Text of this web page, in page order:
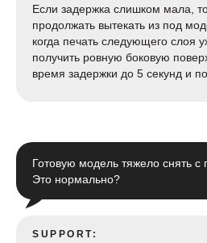
Если задержка слишком мала,
продолжать вытекать из под
когда печать следующего слоя
получить ровную боковую
время задержки до 5 секунд и
Готовую модель тяжело снять с
Это нормально?
SUPPORT: